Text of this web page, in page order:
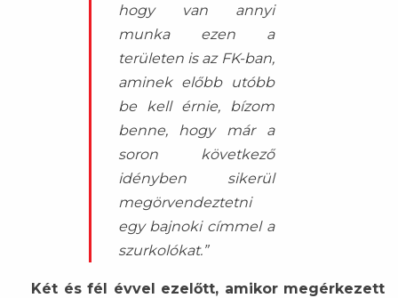
hogy van annyi
munka ezen a
területen is az FK-ban,
aminek előbb utóbb
be kell érnie, bízom
benne, hogy már a
soron következő
idényben sikerül
megörvendeztetni
egy bajnoki címmel a
szurkolókat.”
Két és fél évvel ezelőtt, amikor megérkezett